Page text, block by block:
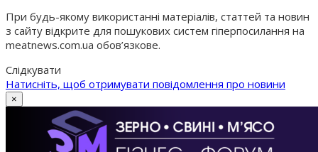
При будь-якому використанні матеріалів, статтей та новин
з сайту відкрите для пошукових систем гіперпосилання на
meatnews.com.ua обов’язкове.
Слідкувати
Натисніть, щоб отримувати повідомлення про новини
×